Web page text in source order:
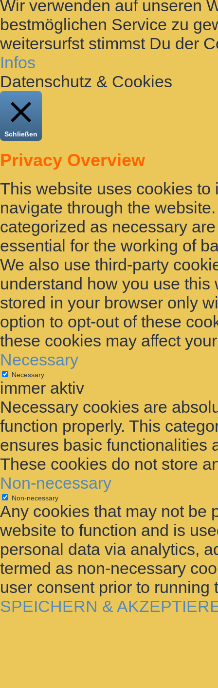
Wir verwenden auf unseren
bestmöglichen Service zu
weitersurfst stimmst Du der
Infos
Datenschutz & Cookies
Schließen
Privacy Overview
This website uses cookies
navigate through the
categorized as necessary
essential for the working of
We also use third-party
understand how you use
stored in your browser only
option to opt-out of these
these cookies may affect
Necessary
Necessary
immer aktiv
Necessary cookies are
function properly. This
ensures basic functionalities
These cookies do not store
Non-necessary
Non-necessary
Any cookies that may not be
website to function and is
personal data via analytics,
termed as non-necessary
user consent prior to
SPEICHERN &